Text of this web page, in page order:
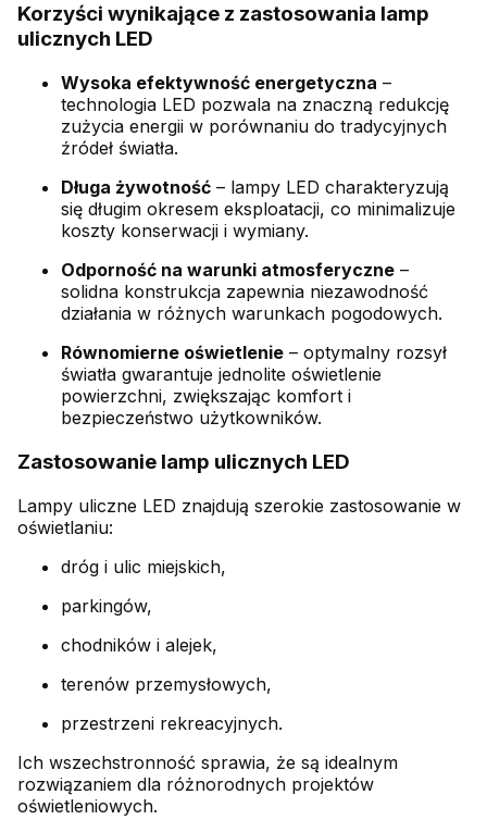
Korzyści wynikające z zastosowania lamp
ulicznych LED
Wysoka efektywność energetyczna –
technologia LED pozwala na znaczną redukcję
zużycia energii w porównaniu do tradycyjnych
źródeł światła.
Długa żywotność – lampy LED charakteryzują
się długim okresem eksploatacji, co minimalizuje
koszty konserwacji i wymiany.
Odporność na warunki atmosferyczne –
solidna konstrukcja zapewnia niezawodność
działania w różnych warunkach pogodowych.
Równomierne oświetlenie – optymalny rozsył
światła gwarantuje jednolite oświetlenie
powierzchni, zwiększając komfort i
bezpieczeństwo użytkowników.
Zastosowanie lamp ulicznych LED
Lampy uliczne LED znajdują szerokie zastosowanie w
oświetlaniu:
dróg i ulic miejskich,
parkingów,
chodników i alejek,
terenów przemysłowych,
przestrzeni rekreacyjnych.
Ich wszechstronność sprawia, że są idealnym
rozwiązaniem dla różnorodnych projektów
oświetleniowych.